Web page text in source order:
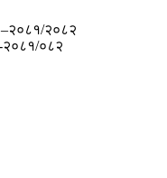
२०८२
२०८१/०८२